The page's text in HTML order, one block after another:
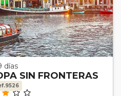
días
SIN FRONTERAS